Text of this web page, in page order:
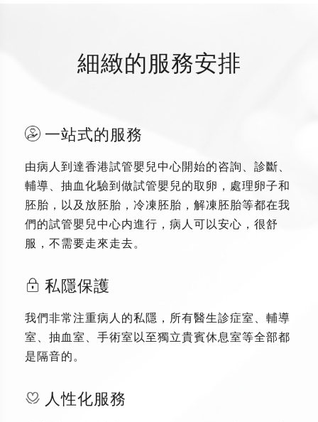
細緻的服務安排
一站式的服務
由病人到達香港試管嬰兒中心開始的咨詢、診斷、
輔導、抽血化驗到做試管嬰兒的取卵，處理卵子和
胚胎，以及放胚胎，冷凍胚胎，解凍胚胎等都在我
們的試管嬰兒中心内進行，病人可以安心，很舒
服，不需要走來走去。
私隱保護
我們非常注重病人的私隱，所有醫生診症室、輔導
室、抽血室、手術室以至獨立貴賓休息室等全部都
是隔音的。
人性化服務